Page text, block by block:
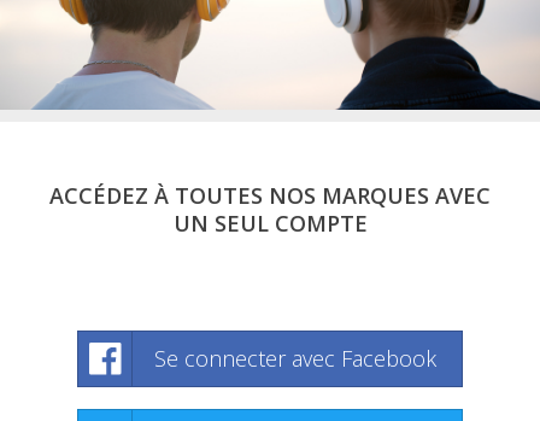
ACCÉDEZ À TOUTES NOS MARQUES AVEC
UN SEUL COMPTE
Se connecter avec Facebook